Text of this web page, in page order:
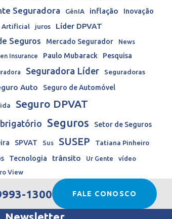
Seguradora GênIA inflação
Inovação
Artificial
juros
Líder DPVAT
Seguros
Mercado Segurador
News
Insurance Paulo Mubarack Pesquisa
Seguradora Líder Seguradoras
Auto Seguro de Automóvel
Seguro DPVAT
Seguros Setor de Seguros
SPVAT Sus SUSEP
Tatiana Pinheiro
Tecnologia trânsito Ur Gente
vídeo
View
1300 FALE CONOSCO